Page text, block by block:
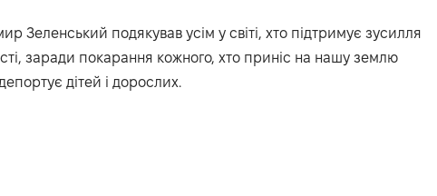
Зеленський подякував усім у світі, хто підтримує зусилля
заради покарання кожного, хто приніс на нашу землю
дітей і дорослих.